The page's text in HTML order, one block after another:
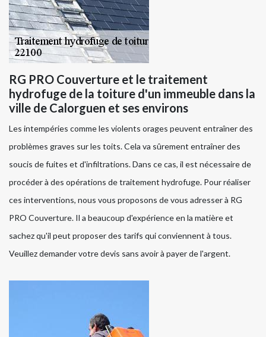
RG PRO Couverture et le traitement
hydrofuge de la toiture d'un immeuble dans la
ville de Calorguen et ses environs
Les intempéries comme les violents orages peuvent entraîner des
problèmes graves sur les toits. Cela va sûrement entraîner des
soucis de fuites et d'infiltrations. Dans ce cas, il est nécessaire de
procéder à des opérations de traitement hydrofuge. Pour réaliser
ces interventions, nous vous proposons de vous adresser à RG
PRO Couverture. Il a beaucoup d'expérience en la matière et
sachez qu'il peut proposer des tarifs qui conviennent à tous.
Veuillez demander votre devis sans avoir à payer de l'argent.